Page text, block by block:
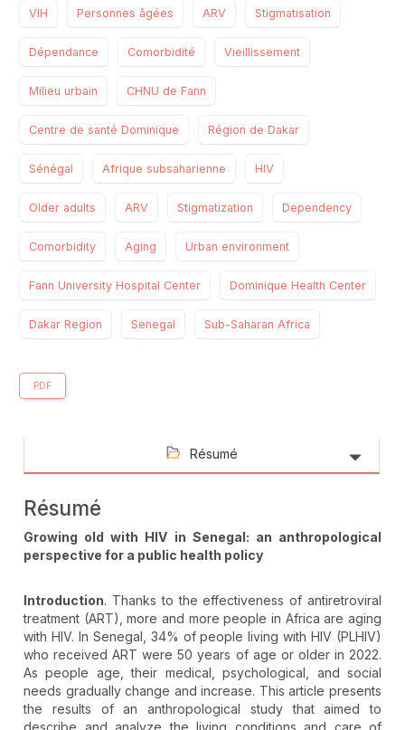
VIH Personnes âgées ARV Stigmatisation
Dépendance Comorbidité Vieillissement
Milieu urbain CHNU de Fann
Centre de santé Dominique Région de Dakar
Sénégal Afrique subsaharienne HIV
Older adults ARV Stigmatization Dependency
Comorbidity Aging Urban environment
Fann University Hospital Center Dominique Health Center
Dakar Region Senegal Sub-Saharan Africa
PDF
Résumé
Résumé
Growing old with HIV in Senegal: an anthropological
perspective for a public health policy
Introduction. Thanks to the effectiveness of antiretroviral
treatment (ART), more and more people in Africa are aging
with HIV. In Senegal, 34% of people living with HIV (PLHIV)
who received ART were 50 years of age or older in 2022.
As people age, their medical, psychological, and social
needs gradually change and increase. This article presents
the results of an anthropological study that aimed to
describe and analyze the living conditions and care of